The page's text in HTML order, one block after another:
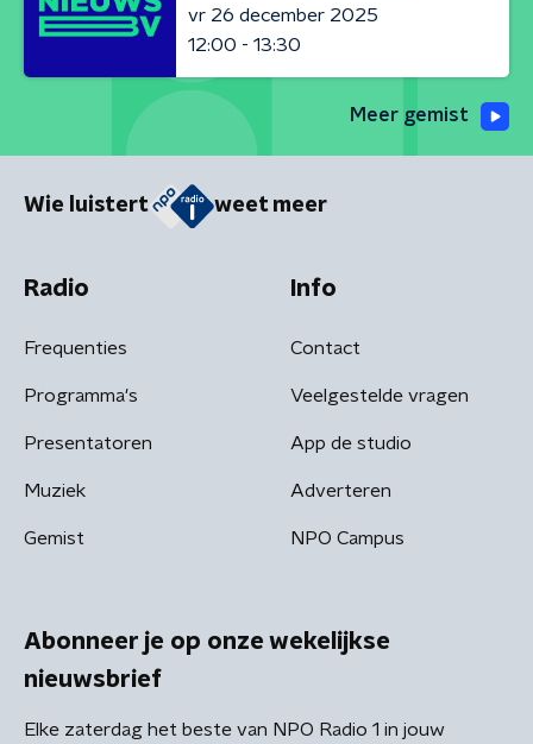
vr 26 december 2025
12:00 - 13:30
Meer gemist
Wie luistert weet meer
Radio
Frequenties
Programma's
Presentatoren
Muziek
Gemist
Info
Contact
Veelgestelde vragen
App de studio
Adverteren
NPO Campus
Abonneer je op onze wekelijkse
nieuwsbrief
Elke zaterdag het beste van NPO Radio 1 in jouw